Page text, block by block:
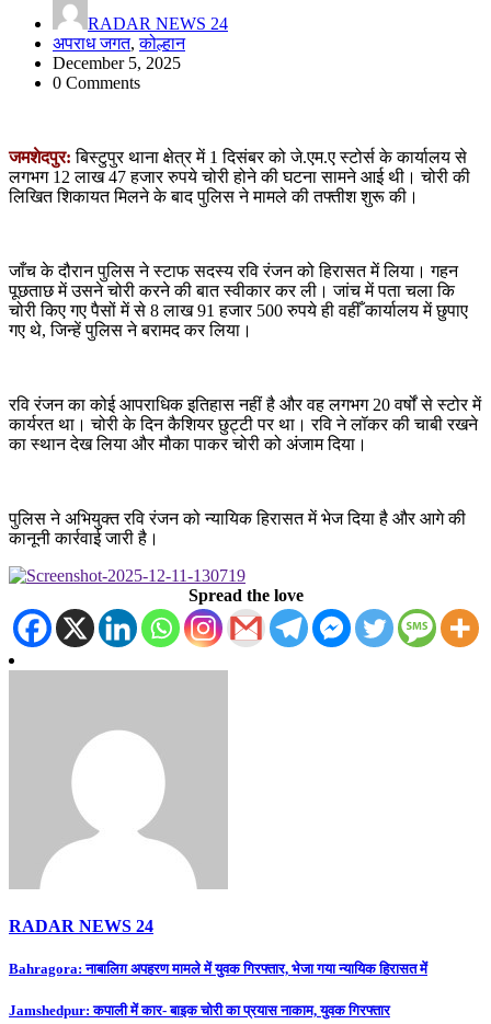
RADAR NEWS 24
अपराध जगत,कोल्हान
December 5, 2025
0 Comments
जमशेदपुर: बिस्टुपुर थाना क्षेत्र में 1 दिसंबर को जे.एम.ए स्टोर्स के कार्यालय से
लगभग 12 लाख 47 हजार रुपये चोरी होने की घटना सामने आई थी। चोरी की
लिखित शिकायत मिलने के बाद पुलिस ने मामले की तफ्तीश शुरू की।
जाँच के दौरान पुलिस ने स्टाफ सदस्य रवि रंजन को हिरासत में लिया। गहन
पूछताछ में उसने चोरी करने की बात स्वीकार कर ली। जांच में पता चला कि
चोरी किए गए पैसों में से 8 लाख 91 हजार 500 रुपये ही वहीँ कार्यालय में छुपाए
गए थे, जिन्हें पुलिस ने बरामद कर लिया।
रवि रंजन का कोई आपराधिक इतिहास नहीं है और वह लगभग 20 वर्षों से स्टोर में
कार्यरत था। चोरी के दिन कैशियर छुट्टी पर था। रवि ने लॉकर की चाबी रखने
का स्थान देख लिया और मौका पाकर चोरी को अंजाम दिया।
पुलिस ने अभियुक्त रवि रंजन को न्यायिक हिरासत में भेज दिया है और आगे की
कानूनी कार्रवाई जारी है।
Spread the love
RADAR NEWS 24
Post
navigation
Bahragora: नाबालिग़ अपहरण मामले में युवक गिरफ्तार, भेजा गया न्यायिक हिरासत में
Jamshedpur: कपाली में कार- बाइक चोरी का प्रयास नाकाम, युवक गिरफ्तार